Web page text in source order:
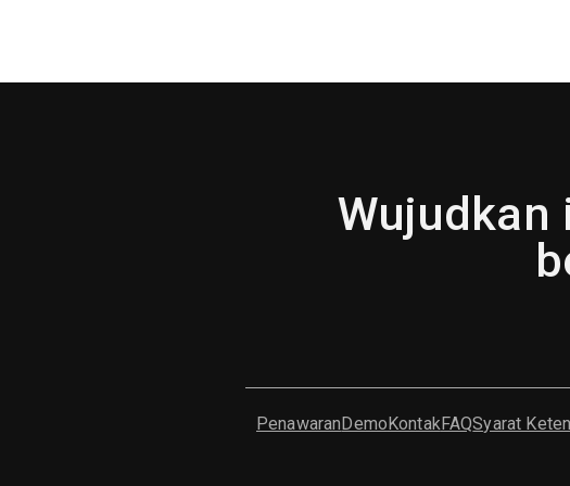
Wujudkan
PenawaranDemoKontakFAQSyarat